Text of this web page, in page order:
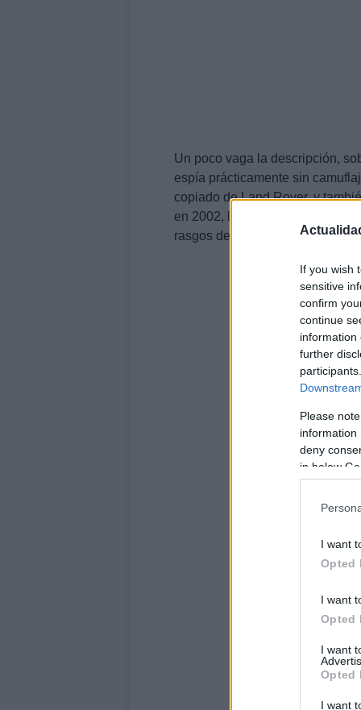
If you wish
sensitive
confirm
continue
information
further
Please
information
deny
in below
I want
Opted
I want
Opted
I want
Opted
I want
Un poco vaga la descripción,
espía prácticamente sin
copiado de Land Rover, y
en 2002, lo moderno estará en
rasgos de los Range Rover y